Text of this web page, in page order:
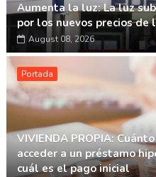
Aumenta la luz: La luz
por los nuevos precios de
August 08, 2026
Portada
VIVIENDA PROPIA:
acceder a un préstamo
cuál es el pago inicial